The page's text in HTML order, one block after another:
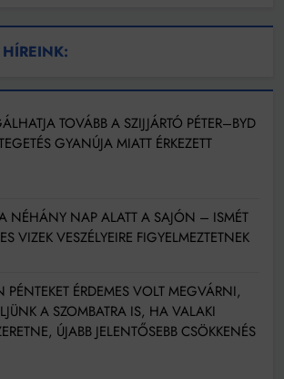
HÍREINK:
TOVÁBB A SZIJJÁRTÓ PÉTER–BYD
GYANÚJA MIATT ÉRKEZETT
NÉHÁNY NAP ALATT A SAJÓN – ISMÉT
VIZEK VESZÉLYEIRE FIGYELMEZTETNEK
ÉRDEMES VOLT MEGVÁRNI,
A SZOMBATRA IS, HA VALAKI
ÚJABB JELENTŐSEBB CSÖKKENÉS